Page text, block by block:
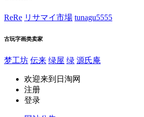
ReRe リサマイ市場 tunagu5555
古玩字画类卖家
梦工坊 伝来 绿屋 绿 源氏庵
欢迎来到日淘网
注册
登录